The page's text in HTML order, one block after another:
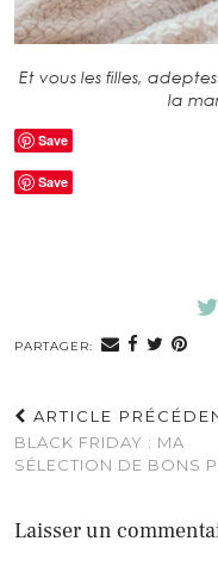
Et vous les filles,
la
Save
Save
PARTAGER:
ARTICLE
BLACK FRIDAY : MA
SÉLECTION DE BONS
Laisser un